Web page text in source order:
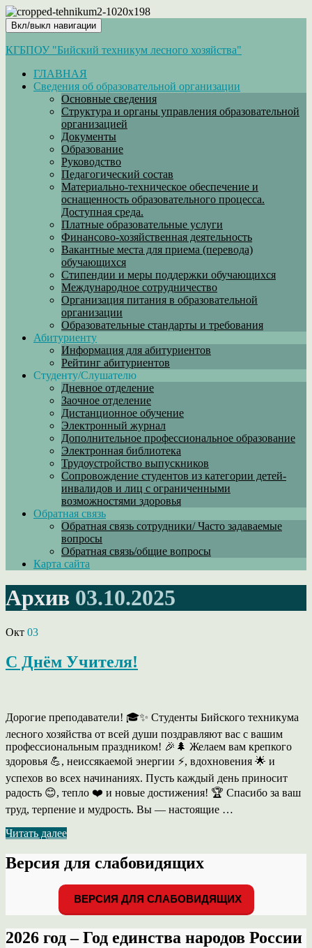
Вкл/выкл навигации
КГБПОУ "Бийский техникум лесного хозяйства"
ГЛАВНАЯ
Сведения об образовательной организации
Основные сведения
Структура и органы управления образовательной
организацией
Документы
Образование
Руководство
Педагогический состав
Материально-техническое обеспечение и
оснащенность образовательного процесса.
Доступная среда.
Платные образовательные услуги
Финансово-хозяйственная деятельность
Вакантные места для приема (перевода)
обучающихся
Стипендии и меры поддержки обучающихся
Международное сотрудничество
Организация питания в образовательной
организации
Образовательные стандарты и требования
Абитуриенту
Информация для абитуриентов
Рейтинг абитуриентов
Студенту/Слушателю
Дневное отделение
Заочное отделение
Дистанционное обучение
Электронный журнал
Дополнительное профессиональное образование
Электронная библиотека
Трудоустройство выпускников
Сопровождение студентов из категории детей-
инвалидов и лиц с ограниченными
возможностями здоровья
Обратная связь
Обратная связь сотрудники/ Часто задаваемые
вопросы
Обратная связь/общие вопросы
Карта сайта
Архив 03.10.2025
Окт 03
С Днём Учителя!
Дорогие преподаватели! 🎓✨ Студенты Бийского техникума
лесного хозяйства от всей души поздравляют вас с вашим
профессиональным праздником! 🎉🌲 Желаем вам крепкого
здоровья 💪, неиссякаемой энергии ⚡, вдохновения 🌟 и
успехов во всех начинаниях. Пусть каждый день приносит
радость 😊, тепло ❤️ и новые достижения! 🏆 Спасибо за ваш
труд, терпение и мудрость. Вы — настоящие …
Читать далее
Версия для слабовидящих
ВЕРСИЯ ДЛЯ СЛАБОВИДЯЩИХ
2026 год – Год единства народов России